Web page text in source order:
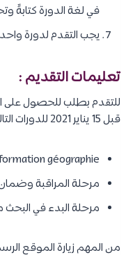
في لغة الدورة كتابةً
يجب التقدم لدورة
تعليمات التقديم :
قبل 15 يناير 2021 للدورات التالية :
géographie.
مرحلة المراقبة
مرحلة البدء في
من المهم زيارة الموقع